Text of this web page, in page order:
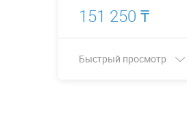
151 250 ₸
Быстрый просмотр